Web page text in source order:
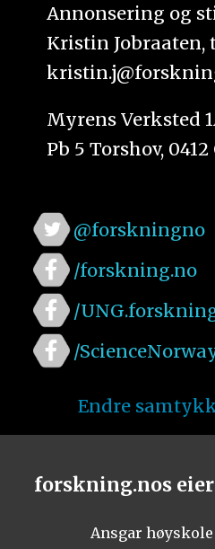
Annonsering og
Kristin Jobraaten,
Myrens Verksted
Pb 5 Torshov, 0412
@forskningno
/forskning.no
/
/
Endre
forskning.nos
Ansgar høyskole